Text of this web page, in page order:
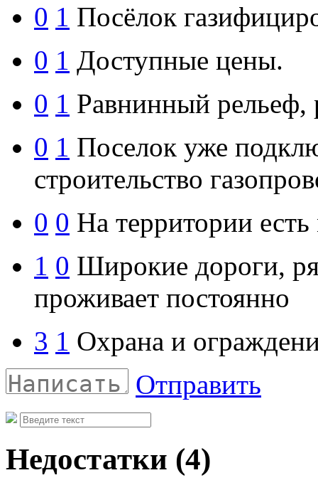
0 1 Посёлок
0 1 Доступные цены.
0 1 Равнинный рельеф,
0 1 Поселок уже
строительство
0 0 На территории
1 0 Широкие дороги,
проживает постоянно
3 1 Охрана и
Отправить
Недостатки (4)